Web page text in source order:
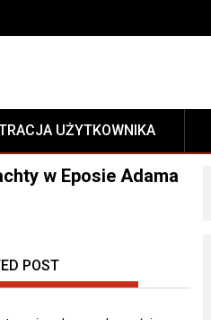
UŻYTKOWNIKA
w Eposie Adama
POST